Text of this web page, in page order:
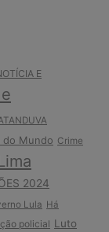
E
do Mundo Crime
2024
Lula Há
policial Luto